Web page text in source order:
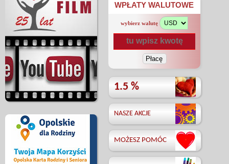
WPŁATY WALUTOWE
wybierz walutę
1.5 %
NASZE AKCJE
MOŻESZ POMÓC